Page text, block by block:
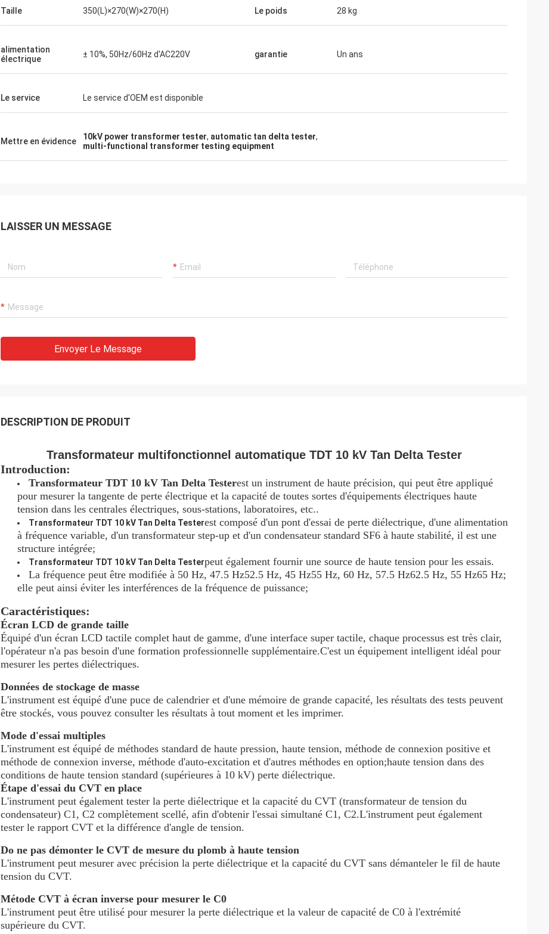
Taille 350(L)×270(W)×270(H) Le poids 28 kg
alimentation
électrique
± 10%, 50Hz/60Hz d'AC220V garantie Un ans
Le service Le service d'OEM est disponible
Mettre en évidence 10kV power transformer tester, automatic tan delta tester,
multi-functional transformer testing equipment
LAISSER UN MESSAGE
Envoyer Le Message
DESCRIPTION DE PRODUIT
Transformateur multifonctionnel automatique TDT 10 kV Tan Delta Tester
Introduction:
Transformateur TDT 10 kV Tan Delta Testerest un instrument de haute précision, qui peut être appliqué
pour mesurer la tangente de perte électrique et la capacité de toutes sortes d'équipements électriques haute
tension dans les centrales électriques, sous-stations, laboratoires, etc..
Transformateur TDT 10 kV Tan Delta Testerest composé d'un pont d'essai de perte diélectrique, d'une alimentation
à fréquence variable, d'un transformateur step-up et d'un condensateur standard SF6 à haute stabilité, il est une
structure intégrée;
Transformateur TDT 10 kV Tan Delta Testerpeut également fournir une source de haute tension pour les essais.
La fréquence peut être modifiée à 50 Hz, 47.5 Hz52.5 Hz, 45 Hz55 Hz, 60 Hz, 57.5 Hz62.5 Hz, 55 Hz65 Hz;
elle peut ainsi éviter les interférences de la fréquence de puissance;
Caractéristiques:
Écran LCD de grande taille
Équipé d'un écran LCD tactile complet haut de gamme, d'une interface super tactile, chaque processus est très clair,
l'opérateur n'a pas besoin d'une formation professionnelle supplémentaire.C'est un équipement intelligent idéal pour
mesurer les pertes diélectriques.
Données de stockage de masse
L'instrument est équipé d'une puce de calendrier et d'une mémoire de grande capacité, les résultats des tests peuvent
être stockés, vous pouvez consulter les résultats à tout moment et les imprimer.
Mode d'essai multiples
L'instrument est équipé de méthodes standard de haute pression, haute tension, méthode de connexion positive et
méthode de connexion inverse, méthode d'auto-excitation et d'autres méthodes en option;haute tension dans des
conditions de haute tension standard (supérieures à 10 kV) perte diélectrique.
Étape d'essai du CVT en place
L'instrument peut également tester la perte diélectrique et la capacité du CVT (transformateur de tension du
condensateur) C1, C2 complètement scellé, afin d'obtenir l'essai simultané C1, C2.L'instrument peut également
tester le rapport CVT et la différence d'angle de tension.
Do ne pas démonter le CVT de mesure du plomb à haute tension
L'instrument peut mesurer avec précision la perte diélectrique et la capacité du CVT sans démanteler le fil de haute
tension du CVT.
Métode CVT à écran inverse pour mesurer le C0
L'instrument peut être utilisé pour mesurer la perte diélectrique et la valeur de capacité de C0 à l'extrémité
supérieure du CVT.